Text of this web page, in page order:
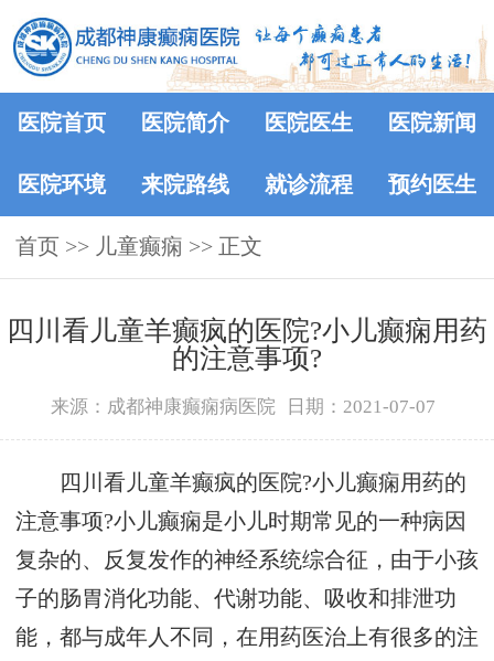
医院首页 医院简介 医院医生 医院新闻
医院环境 来院路线 就诊流程 预约医生
首页 >> 儿童癫痫 >> 正文
四川看儿童羊癫疯的医院?小儿癫痫用药
的注意事项?
来源：成都神康癫痫病医院 日期：2021-07-07
四川看儿童羊癫疯的医院?小儿癫痫用药的
注意事项?小儿癫痫是小儿时期常见的一种病因
复杂的、反复发作的神经系统综合征，由于小孩
子的肠胃消化功能、代谢功能、吸收和排泄功
能，都与成年人不同，在用药医治上有很多的注